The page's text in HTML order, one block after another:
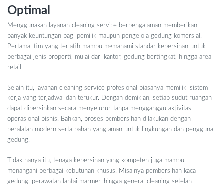
Optimal
Menggunakan layanan cleaning service berpengalaman memberikan
banyak keuntungan bagi pemilik maupun pengelola gedung komersial.
Pertama, tim yang terlatih mampu memahami standar kebersihan untuk
berbagai jenis properti, mulai dari kantor, gedung bertingkat, hingga area
retail.
Selain itu, layanan cleaning service profesional biasanya memiliki sistem
kerja yang terjadwal dan terukur. Dengan demikian, setiap sudut ruangan
dapat dibersihkan secara menyeluruh tanpa mengganggu aktivitas
operasional bisnis. Bahkan, proses pembersihan dilakukan dengan
peralatan modern serta bahan yang aman untuk lingkungan dan pengguna
gedung.
Tidak hanya itu, tenaga kebersihan yang kompeten juga mampu
menangani berbagai kebutuhan khusus. Misalnya pembersihan kaca
gedung, perawatan lantai marmer, hingga general cleaning setelah